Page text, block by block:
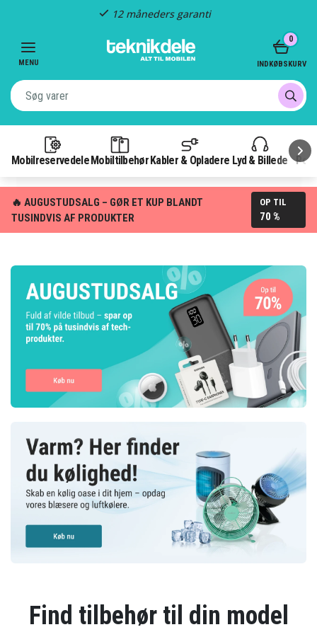
Hurtig levering
MENU
Mobilreservedele Mobiltilbehør Kabler & Opladere Lyd & Billede
0
INDKØBSKURV
🔥 AUGUSTUDSALG – GØR ET KUP BLANDT
TUSINDVIS AF PRODUKTER
OP TIL
70 %
Find tilbehør til din model